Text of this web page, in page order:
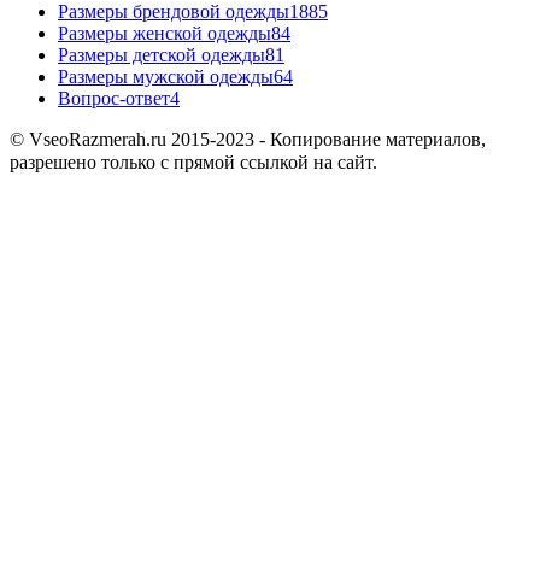
Размеры брендовой одежды1885
Размеры женской одежды84
Размеры детской одежды81
Размеры мужской одежды64
Вопрос-ответ4
© VseoRazmerah.ru 2015-2023 - Копирование материалов,
разрешено только с прямой ссылкой на сайт.